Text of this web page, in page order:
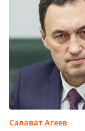
Салават Агеев